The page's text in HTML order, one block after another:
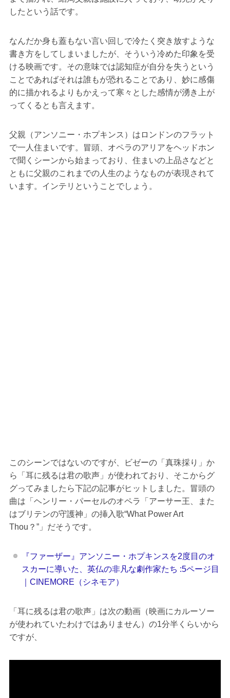
したという話です。
なんだか身も蓋もない言い回しで冷たく突き放すような
書き方をしてしまいましたが、そういう冷めた印象を受
ける映画です。その意味では認知症が自分を失うという
ことであればそれは誰もが恐れることであり、妙に感傷
的に描かれるよりもかえって寒々とした感情が湧き上が
ってくるとも言えます。
父親（アンソニー・ホプキンス）はロンドンのフラット
で一人住まいです。冒頭、オペラのアリアをヘッドホン
で聞くシーンから始まっており、住まいの上品さなどと
ともに父親のこれまでの人生のようなものが表現されて
います。インテリということでしょう。
このシーンではないのですが、ビゼーの「真珠採り」か
ら「耳に残るは君の歌声」が使われており、そこからグ
グってみましたら下記の記事がヒットしました。冒頭の
曲は「ヘンリー・パーセルのオペラ「アーサー王、また
はブリテンの守護神」の挿入歌“What Power Art
Thou？”」だそうです。
『ファーザー』アンソニー・ホプキンスを2度目のオ
スカーに導いた、英仏の非凡な劇作家たち :5ページ目
｜CINEMORE（シネモア）
「耳に残るは君の歌声」は次の動画（映画にカルーソー
が使われていたわけではありません）の1分半くらいから
ですが、